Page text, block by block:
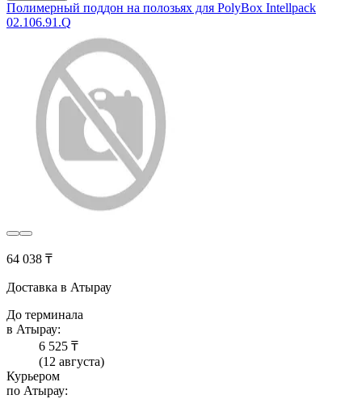
Полимерный поддон на полозьях для PolyBox Intellpack
02.106.91.Q
64 038 ₸
Доставка в Атырау
До терминала
в Атырау:
6 525 ₸
(12 августа)
Курьером
по Атырау: